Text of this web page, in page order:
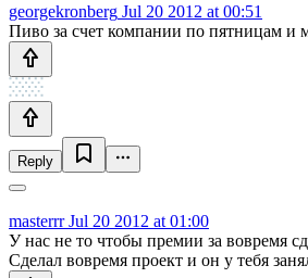
georgekronberg Jul 20 2012 at 00:51
Пиво за счет компании по пятницам и
Reply
masterrrJul 20 2012 at 01:00
У нас не то чтобы премии за вовремя
Сделал вовремя проект и он у тебя